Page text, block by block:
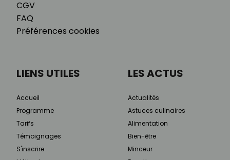
CGV
FAQ
Préférences cookies
LIENS UTILES
Accueil
Programme
Tarifs
Témoignages
S'inscrire
LES ACTUS
Actualités
Astuces culinaires
Alimentation
Bien-être
Minceur